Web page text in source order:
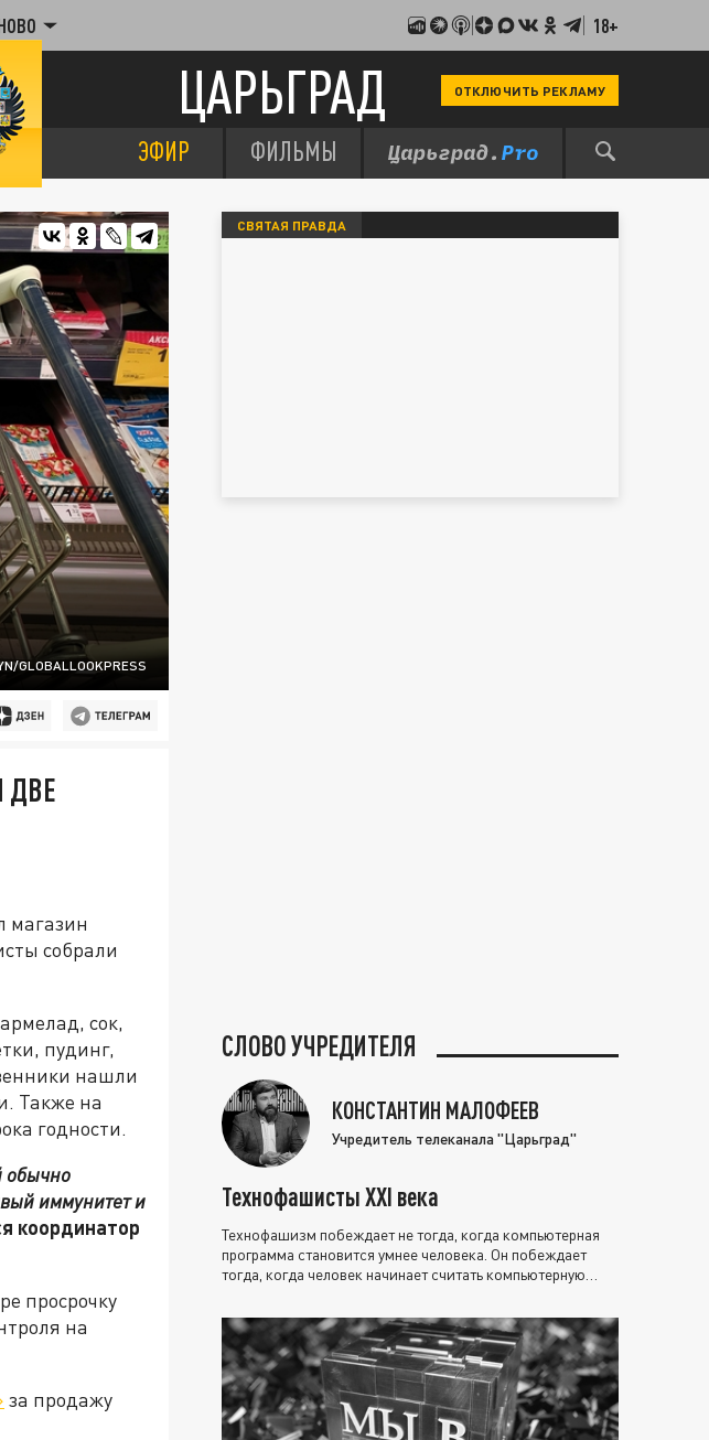
18+
ЦАРЬГРАД ОТКЛЮЧИТЬ РЕКЛАМУ
ЭФИР ФИЛЬМЫ
GLOBALLOOKPRESS
ДВЕ
магазин
собрали
сок,
пудинг,
нашли
Также на
годности.
обычно
иммунитет и
координатор
просрочку
на
за продажу
СВЯТАЯ ПРАВДА
СЛОВО УЧРЕДИТЕЛЯ
КОНСТАНТИН МАЛОФЕЕВ
Учредитель телеканала "Царьград"
Технофашисты XXI века
Технофашизм побеждает не тогда, когда компьютерная
программа становится умнее человека. Он побеждает
тогда, когда человек начинает считать компьютерную